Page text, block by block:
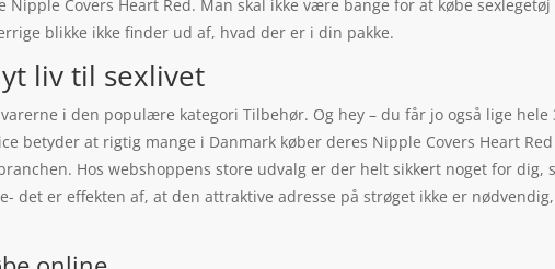
Covers Heart Red. Man skal ikke være bange for at købe
blikke ikke finder ud af, hvad der er i din pakke.
liv til sexlivet
i den populære kategori Tilbehør. Og hey – du får jo også lige
betyder at rigtig mange i Danmark køber deres Nipple Covers Heart
Hos webshoppens store udvalg er der helt sikkert noget for dig,
det er effekten af, at den attraktive adresse på strøget ikke er